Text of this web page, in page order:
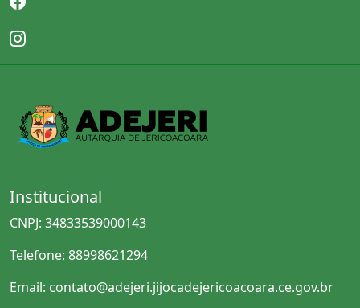
Institucional
CNPJ: 34833539000143
Telefone: 88998621294
Email: contato@adejeri.jijocadejericoacoara.ce.gov.br